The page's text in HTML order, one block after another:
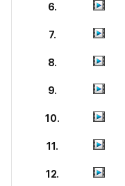
6.
7.
8.
9.
10.
11.
12.